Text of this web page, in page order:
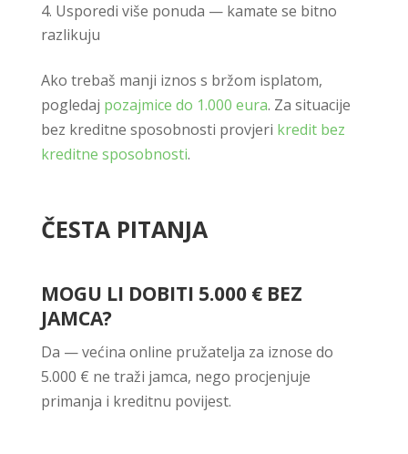
Usporedi više ponuda — kamate se bitno
razlikuju
Ako trebaš manji iznos s bržom isplatom,
pogledaj pozajmice do 1.000 eura. Za situacije
bez kreditne sposobnosti provjeri kredit bez
kreditne sposobnosti.
ČESTA PITANJA
MOGU LI DOBITI 5.000 € BEZ
JAMCA?
Da — većina online pružatelja za iznose do
5.000 € ne traži jamca, nego procjenjuje
primanja i kreditnu povijest.